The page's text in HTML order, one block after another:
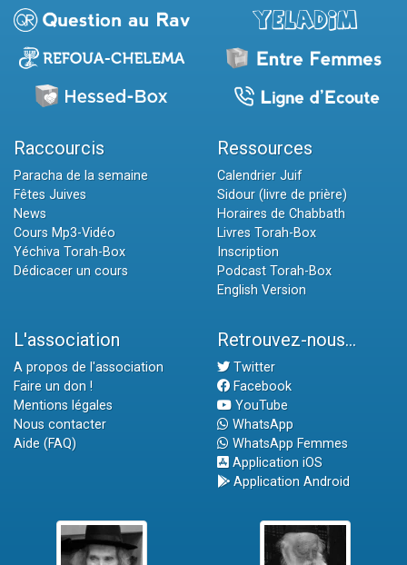
Raccourcis
Paracha de la semaine
Fêtes Juives
News
Cours Mp3-Vidéo
Yéchiva Torah-Box
Dédicacer un cours
Ressources
Calendrier Juif
Sidour (livre de prière)
Horaires de Chabbath
Livres Torah-Box
Inscription
Podcast Torah-Box
English Version
L'association
A propos de l'association
Faire un don !
Mentions légales
Nous contacter
Aide (FAQ)
Retrouvez-nous...
Twitter
Facebook
YouTube
WhatsApp
WhatsApp Femmes
Application iOS
Application Android